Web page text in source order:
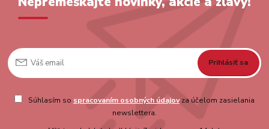
Prihlásiť sa
Súhlasím so spracovaním osobných údajovza účelom zasielania
newslettera.